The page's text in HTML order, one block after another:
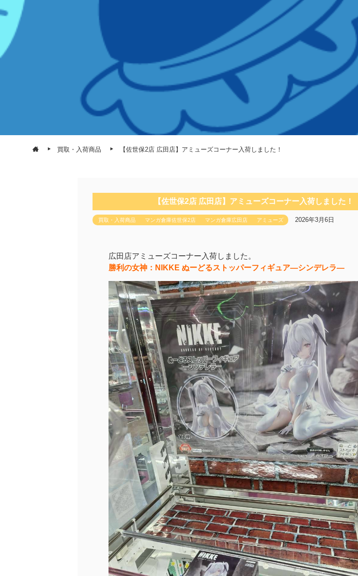
買取・入荷商品 【佐世保2店 広田店】アミューズコーナー入荷しました！
【佐世保2店 広田店】アミューズコーナー入荷しました！
買取・入荷商品 マンガ倉庫佐世保2店 マンガ倉庫広田店 アミューズ 2026年3月6日
広田店アミューズコーナー入荷しました。
勝利の女神：NIKKE ぬーどるストッパーフィギュア―シンデレラ―